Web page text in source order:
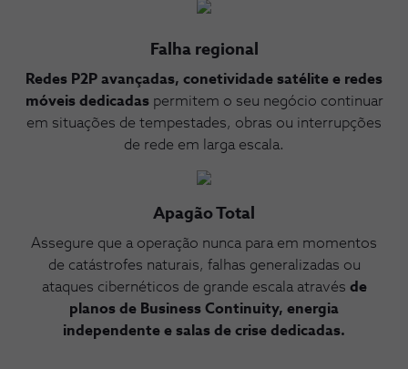
Falha regional
Redes P2P avançadas, conetividade satélite e redes
móveis dedicadas permitem o seu negócio continuar
em situações de tempestades, obras ou interrupções
de rede em larga escala.​
Apagão Total
Assegure que a operação nunca para em momentos
de catástrofes naturais, falhas generalizadas ou
ataques cibernéticos de grande escala através de
planos de Business Continuity, energia
independente e salas de crise dedicadas.​